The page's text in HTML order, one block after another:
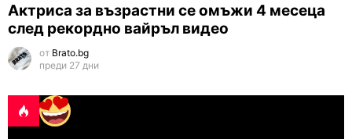
Актриса за възрастни се омъжи 4 месеца
след рекордно вайръл видео
от Brato.bg
преди 27 дни